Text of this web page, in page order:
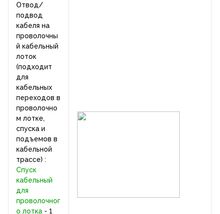
Отвод/
подвод
кабеля на
проволочны
й кабельный
лоток
(подходит
для
кабельных
переходов в
проволочно
м лотке,
спуска и
подъемов в
кабельной
трассе) :
Спуск
кабельный
для
проволочног
о лотка - 1